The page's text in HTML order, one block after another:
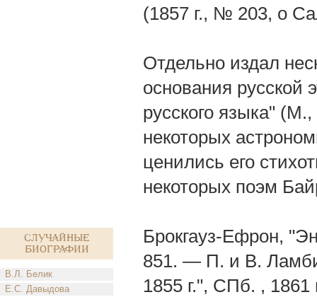
Случайные
биографии
В.Л. Белик
Е.С. Давыдова
(1857 г., № 203, о
Отдельно издал
основания русской
русского языка"
некоторых
ценились его
некоторых поэм
Брокгауз-Ефрон,
851. — П. и В.
1855 г.", СПб. ,